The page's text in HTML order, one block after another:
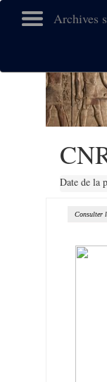
Archives
Date de la
Consulter